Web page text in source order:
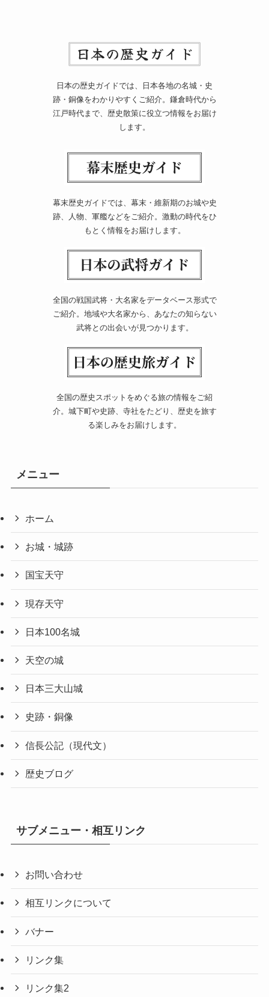
日本の歴史ガイドでは、日本各地の名城・史
跡・銅像をわかりやすくご紹介。鎌倉時代から
江戸時代まで、歴史散策に役立つ情報をお届け
します。
幕末歴史ガイドでは、幕末・維新期のお城や史
跡、人物、軍艦などをご紹介。激動の時代をひ
もとく情報をお届けします。
全国の戦国武将・大名家をデータベース形式で
ご紹介。地域や大名家から、あなたの知らない
武将との出会いが見つかります。
全国の歴史スポットをめぐる旅の情報をご紹
介。城下町や史跡、寺社をたどり、歴史を旅す
る楽しみをお届けします。
メニュー
ホーム
お城・城跡
国宝天守
現存天守
日本100名城
天空の城
日本三大山城
史跡・銅像
信長公記（現代文）
歴史ブログ
サブメニュー・相互リンク
お問い合わせ
相互リンクについて
バナー
リンク集
リンク集2